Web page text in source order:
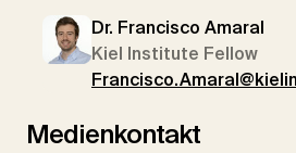
Dr. Francisco Amaral
Kiel Institute Fellow
Medienkontakt